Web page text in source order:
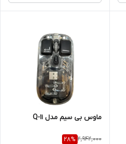
ماوس بی سیم مدل Q-11
2,942,000
28%